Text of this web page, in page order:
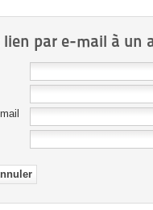
lien par e-mail à un